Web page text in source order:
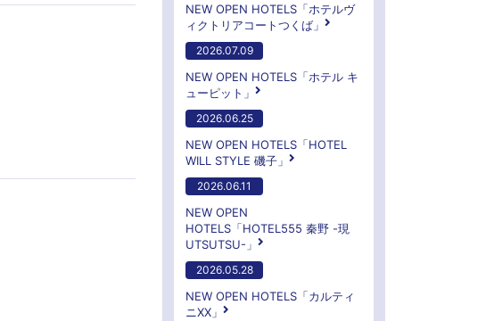
NEW OPEN HOTELS「ホテルヴ
ィクトリアコートつくば」
2026.07.09
NEW OPEN HOTELS「ホテル キ
ューピット」
2026.06.25
NEW OPEN HOTELS「HOTEL
WILL STYLE 磯子」
2026.06.11
NEW OPEN
HOTELS「HOTEL555 秦野 -現
UTSUTSU-」
2026.05.28
NEW OPEN HOTELS「カルティ
ニXX」